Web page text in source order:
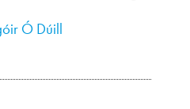
Ó Dúill